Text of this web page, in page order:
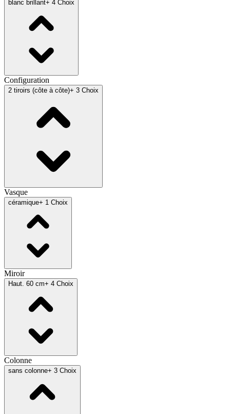
blanc brillant+ 4 Choix
Configuration
2 tiroirs (côte à côte)+ 3 Choix
Vasque
céramique+ 1 Choix
Miroir
Haut. 60 cm+ 4 Choix
Colonne
sans colonne+ 3 Choix